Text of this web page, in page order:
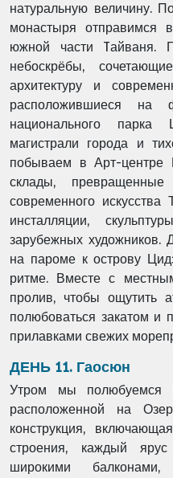
натуральную величину.
монастыря отправимся
южной части Tайваня.
небоскрёбы,
архитектуру и
расположившиеся на
национального парка
магистрали города и
побываем в Арт-
склады,
современного
инсталляции,
зарубежных художников.
на пароме к острову
ритме. Вместе с
пролив, чтобы ощутить
полюбоваться закатом и
прилавками свежих
ДЕНЬ 11. Гаосюн
Утром мы полюбуемся
расположенной на
конструкция,
строения, каждый ярус
широкими